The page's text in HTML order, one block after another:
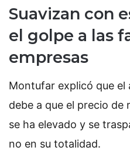
Suavizan con
el golpe a las
empresas
Montufar explicó que el
debe a que el precio
se ha elevado y se
no en su totalidad.